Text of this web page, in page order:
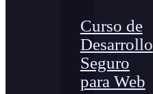
Curso de
Desarrollo
Seguro
para Web